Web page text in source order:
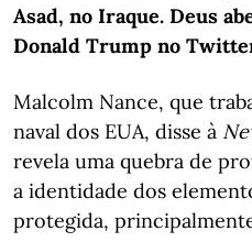
Asad, no Iraque. Deus
Donald Trump no
Malcolm Nance, que
naval dos EUA, disse à
revela uma quebra de
a identidade dos
protegida,